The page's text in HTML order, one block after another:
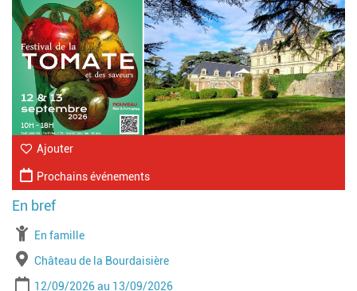
Ajouter
Prochains événements
À partir de
En famille
Lieu
Château de la Bourdaisière
Période
Date de début
12/09/2026 Date de fin
13/09/2026